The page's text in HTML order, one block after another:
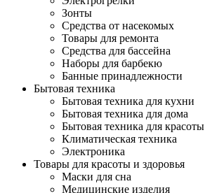
Зонты
Средства от насекомых
Товары для ремонта
Средства для бассейна
Наборы для барбекю
Банные принадлежности
Бытовая техника
Бытовая техника для кухни
Бытовая техника для дома
Бытовая техника для красоты
Климатическая техника
Электроника
Товары для красоты и здоровья
Маски для сна
Медицинские изделия